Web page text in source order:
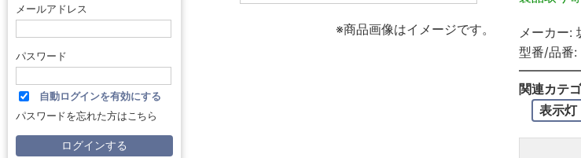
メールアドレス
パスワード
自動ログインを有効にする
パスワードを忘れた方はこちら
※商品画像はイメージです。 メーカー:
型番/品番:
関連カテ
表示灯